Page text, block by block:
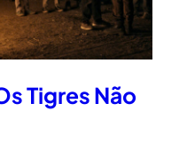
Tigres Não